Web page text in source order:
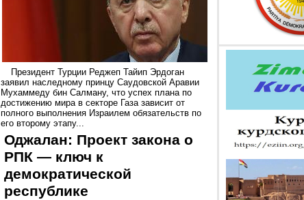
Президент Турции Реджеп Тайип Эрдоган
заявил наследному принцу Саудовской Аравии
Мухаммеду бин Салману, что успех плана по
достижению мира в секторе Газа зависит от
полного выполнения Израилем обязательств по
его второму этапу...
Оджалан: Проект закона о
РПК — ключ к
демократической
республике